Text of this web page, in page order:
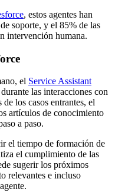
, estos agentes han
soporte, y el 85% de las
intervención humana.
el Service Assistant
las interacciones con
los casos entrantes, el
artículos de conocimiento
a paso.
el tiempo de formación de
el cumplimiento de las
sugerir los próximos
relevantes e incluso